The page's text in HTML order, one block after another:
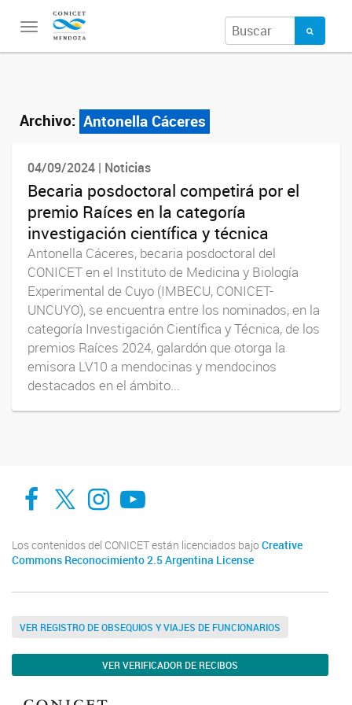
Toggle
navigation
Archivo: Antonella Cáceres
04/09/2024 | Noticias
Becaria posdoctoral competirá por el
premio Raíces en la categoría
investigación científica y técnica
Antonella Cáceres, becaria posdoctoral del
CONICET en el Instituto de Medicina y Biología
Experimental de Cuyo (IMBECU, CONICET-
UNCUYO), se encuentra entre los nominados, en la
categoría Investigación Científica y Técnica, de los
premios Raíces 2024, galardón que otorga la
emisora LV10 a mendocinas y mendocinos
destacados en el ámbito...
Facebook
Twitter
Instagram
Youtube
Los contenidos del CONICET están licenciados bajo Creative
Commons Reconocimiento 2.5 Argentina License
VER REGISTRO DE OBSEQUIOS Y VIAJES DE FUNCIONARIOS
VER VERIFICADOR DE RECIBOS